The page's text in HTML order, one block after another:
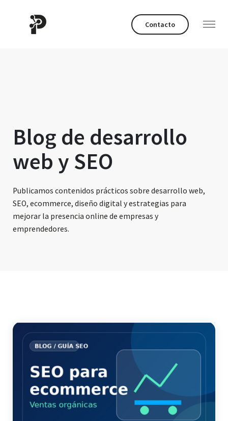
Contacto
Blog de desarrollo
web y SEO
Publicamos contenidos prácticos sobre desarrollo web,
SEO, ecommerce, diseño digital y estrategias para
mejorar la presencia online de empresas y
emprendedores.